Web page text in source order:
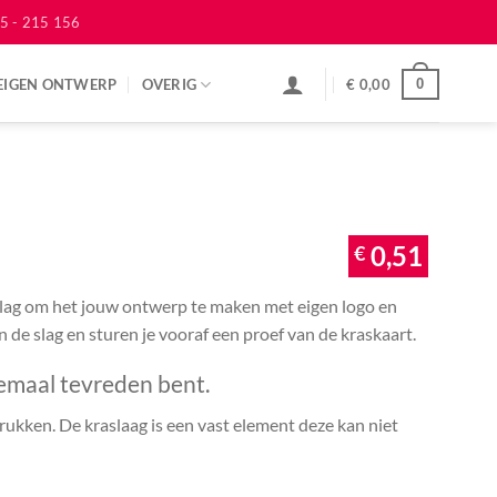
- 215 156
ONTWERP OVERIG € 0,00 0
€0,51
om het jouw ontwerp te maken met eigen logo en
slag en sturen je vooraf een proef van de kraskaart.
tevreden bent.
De kraslaag is een vast element deze kan niet